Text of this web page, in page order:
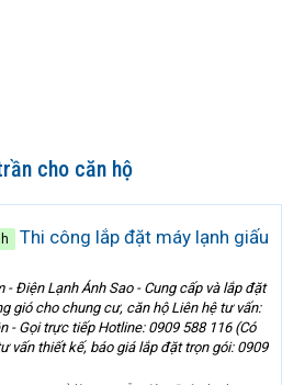
cho căn hộ
Thi công lắp đặt máy lạnh giấu
Điện Lạnh Ánh Sao - Cung cấp và lắp đặt
gió cho chung cư, căn hộ Liên hệ tư vấn:
- Gọi trực tiếp Hotline: 0909 588 116 (Có
vấn thiết kế, báo giá lắp đặt trọn gói: 0909